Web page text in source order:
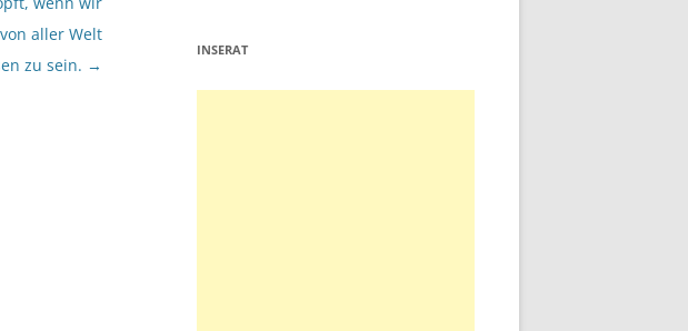
aller Welt
zu sein. →
INSERAT